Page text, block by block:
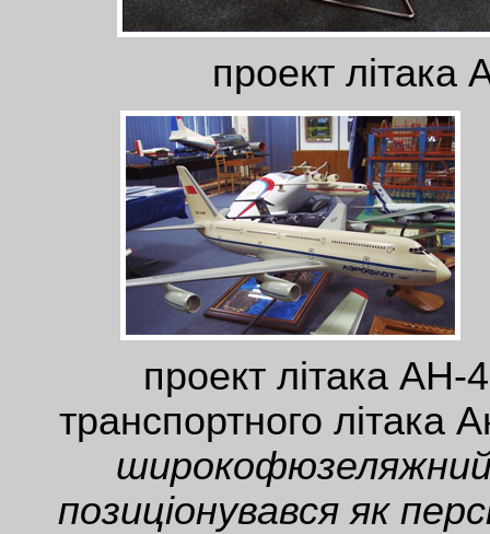
проект
проект літака АН-
транспортного літака
широкофюзеляжний
позиціонувався як